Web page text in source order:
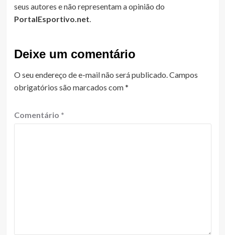
seus autores e não representam a opinião do
PortalEsportivo.net.
Deixe um comentário
O seu endereço de e-mail não será publicado.Campos
obrigatórios são marcados com*
Comentário *